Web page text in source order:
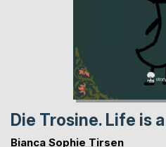
Die Trosine. Life is
Bianca Sophie Tirsen